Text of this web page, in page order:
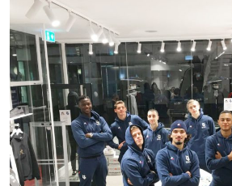
BUSINESS
RESTAURATION
CLUB
CONTACT